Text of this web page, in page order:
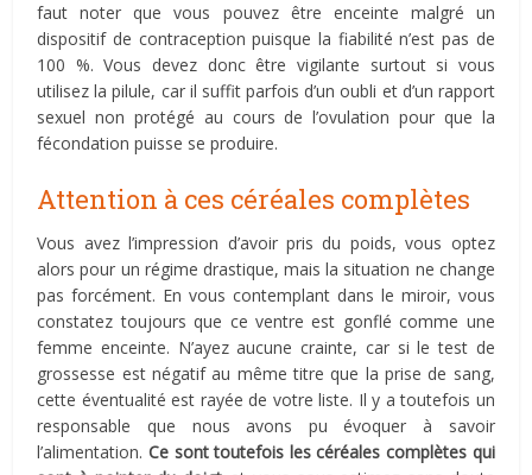
faut noter que vous pouvez être enceinte malgré un
dispositif de contraception puisque la fiabilité n’est pas de
100 %. Vous devez donc être vigilante surtout si vous
utilisez la pilule, car il suffit parfois d’un oubli et d’un rapport
sexuel non protégé au cours de l’ovulation pour que la
fécondation puisse se produire.
Attention à ces céréales complètes
Vous avez l’impression d’avoir pris du poids, vous optez
alors pour un régime drastique, mais la situation ne change
pas forcément. En vous contemplant dans le miroir, vous
constatez toujours que ce ventre est gonflé comme une
femme enceinte. N’ayez aucune crainte, car si le test de
grossesse est négatif au même titre que la prise de sang,
cette éventualité est rayée de votre liste. Il y a toutefois un
responsable que nous avons pu évoquer à savoir
l’alimentation. Ce sont toutefois les céréales complètes qui